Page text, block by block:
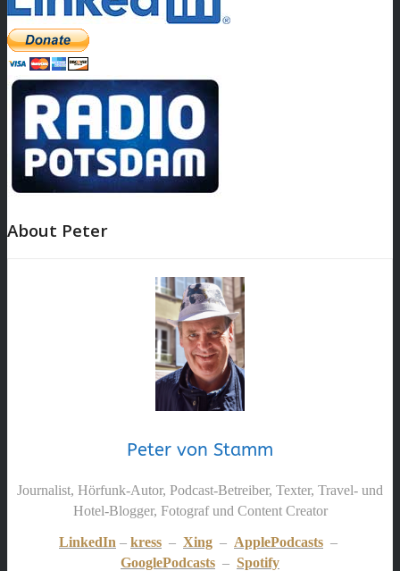
About Peter
Peter von Stamm
Journalist, Hörfunk-Autor, Podcast-Betreiber, Texter, Travel- und
Hotel-Blogger, Fotograf und Content Creator
LinkedIn – kress – Xing – ApplePodcasts –
GooglePodcasts – Spotify